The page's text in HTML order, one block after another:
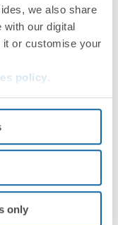
we also share
with our digital
or customise your
policy
only